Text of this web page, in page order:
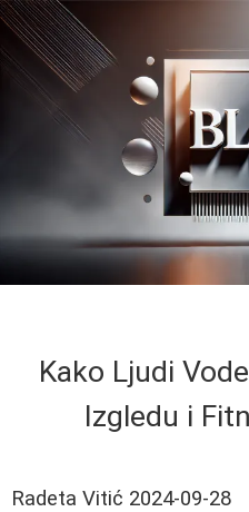
Kako Ljudi
Izgledu i
Radeta Vitić 2024-09-28